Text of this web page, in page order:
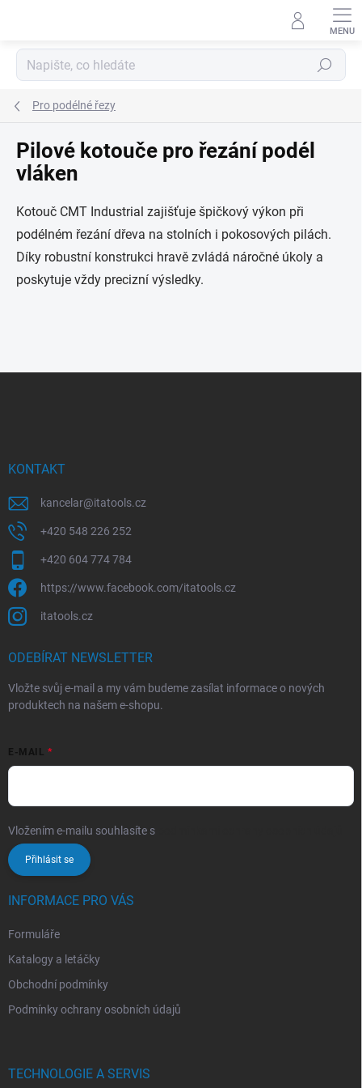
Hledat
Pro podélné řezy
Pilové kotouče pro řezání podél
vláken
Kotouč CMT Industrial zajišťuje špičkový výkon při
podélném řezání dřeva na stolních i pokosových pilách.
Díky robustní konstrukci hravě zvládá náročné úkoly a
poskytuje vždy precizní výsledky.
KONTAKT
kancelar@itatools.cz
+420 548 226 252
+420 604 774 784
https://www.facebook.com/itatools.cz
itatools.cz
ODEBÍRAT NEWSLETTER
Vložte svůj e-mail a my vám budeme zasílat informace o nových
produktech na našem e-shopu.
E-MAIL
Vložením e-mailu souhlasíte s
Přihlásit se
INFORMACE PRO VÁS
Formuláře
Katalogy a letáčky
Obchodní podmínky
Podmínky ochrany osobních údajů
TECHNOLOGIE A SERVIS